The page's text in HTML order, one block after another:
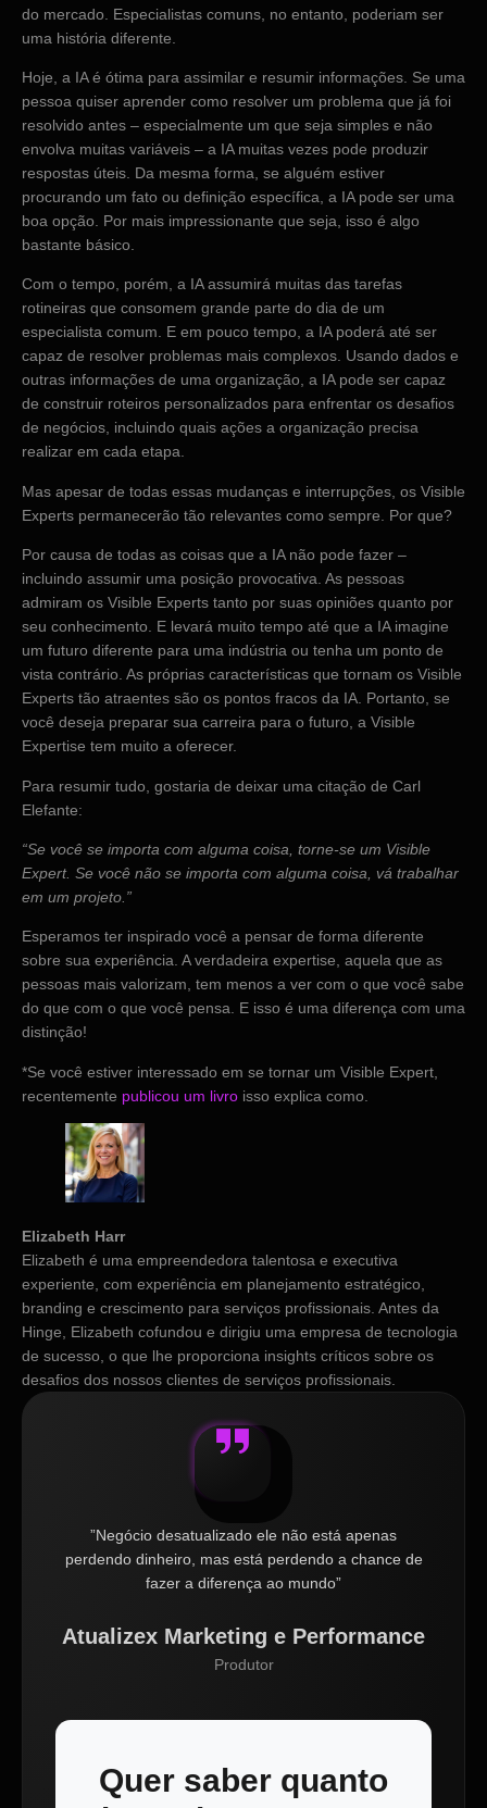
do mercado. Especialistas comuns, no entanto, poderiam ser
uma história diferente.
Hoje, a IA é ótima para assimilar e resumir informações. Se uma
pessoa quiser aprender como resolver um problema que já foi
resolvido antes – especialmente um que seja simples e não
envolva muitas variáveis ​​– a IA muitas vezes pode produzir
respostas úteis. Da mesma forma, se alguém estiver
procurando um fato ou definição específica, a IA pode ser uma
boa opção. Por mais impressionante que seja, isso é algo
bastante básico.
Com o tempo, porém, a IA assumirá muitas das tarefas
rotineiras que consomem grande parte do dia de um
especialista comum. E em pouco tempo, a IA poderá até ser
capaz de resolver problemas mais complexos. Usando dados e
outras informações de uma organização, a IA pode ser capaz
de construir roteiros personalizados para enfrentar os desafios
de negócios, incluindo quais ações a organização precisa
realizar em cada etapa.
Mas apesar de todas essas mudanças e interrupções, os Visible
Experts permanecerão tão relevantes como sempre. Por que?
Por causa de todas as coisas que a IA não pode fazer –
incluindo assumir uma posição provocativa. As pessoas
admiram os Visible Experts tanto por suas opiniões quanto por
seu conhecimento. E levará muito tempo até que a IA imagine
um futuro diferente para uma indústria ou tenha um ponto de
vista contrário. As próprias características que tornam os Visible
Experts tão atraentes são os pontos fracos da IA. Portanto, se
você deseja preparar sua carreira para o futuro, a Visible
Expertise tem muito a oferecer.
Para resumir tudo, gostaria de deixar uma citação de Carl
Elefante:
“Se você se importa com alguma coisa, torne-se um Visible
Expert. Se você não se importa com alguma coisa, vá trabalhar
em um projeto.”
Esperamos ter inspirado você a pensar de forma diferente
sobre sua experiência. A verdadeira expertise, aquela que as
pessoas mais valorizam, tem menos a ver com o que você sabe
do que com o que você pensa. E isso é uma diferença com uma
distinção!
*Se você estiver interessado em se tornar um Visible Expert,
recentemente publicou um livro isso explica como.
Elizabeth Harr
Elizabeth é uma empreendedora talentosa e executiva
experiente, com experiência em planejamento estratégico,
branding e crescimento para serviços profissionais. Antes da
Hinge, Elizabeth cofundou e dirigiu uma empresa de tecnologia
de sucesso, o que lhe proporciona insights críticos sobre os
desafios dos nossos clientes de serviços profissionais.
”Negócio desatualizado ele não está apenas
perdendo dinheiro, mas está perdendo a chance de
fazer a diferença ao mundo”
Atualizex Marketing e Performance
Produtor
Quer saber quanto